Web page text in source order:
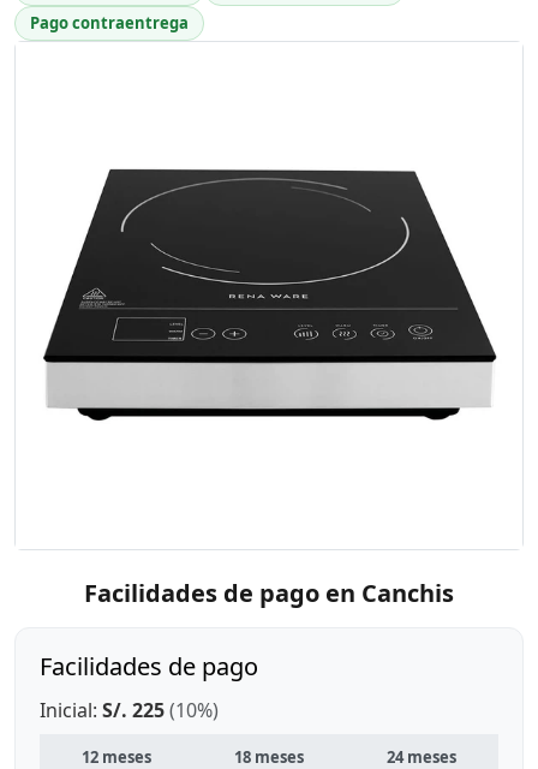
Pago contraentrega
Facilidades de pago en Canchis
Facilidades de pago
Inicial: S/. 225(10%)
12 meses 18 meses 24 meses